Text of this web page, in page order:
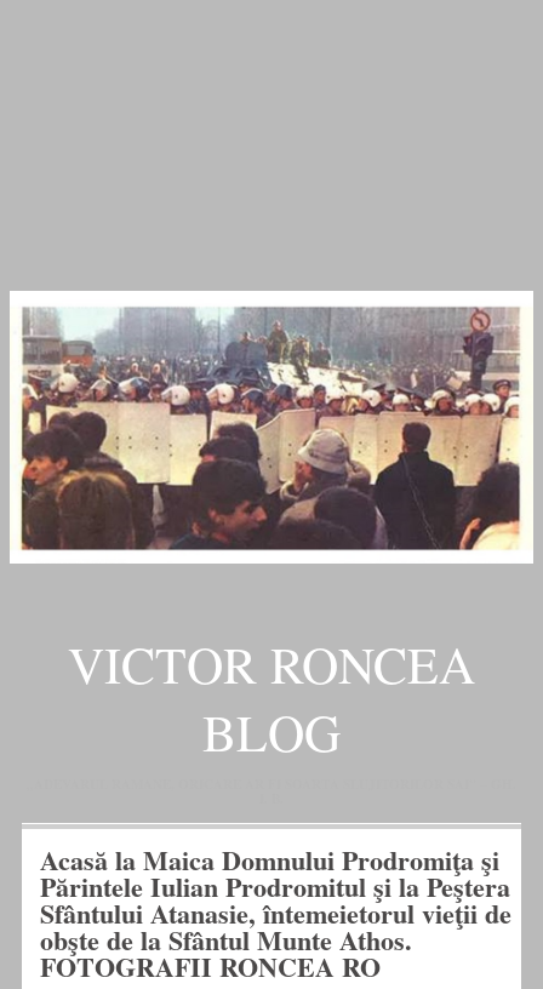
VICTOR RONCEA
BLOG
Acasă la Maica Domnului Prodromiţa şi
Părintele Iulian Prodromitul şi la Peştera
Sfântului Atanasie, întemeietorul vieţii de
obşte de la Sfântul Munte Athos.
FOTOGRAFII RONCEA RO